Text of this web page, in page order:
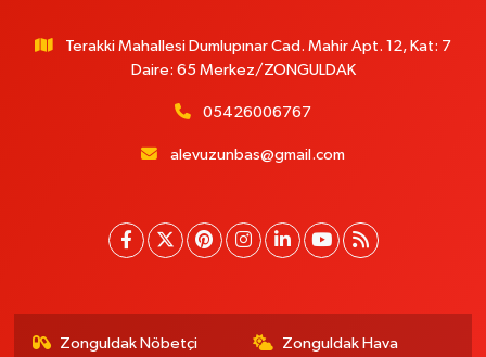
Terakki Mahallesi Dumlupınar Cad. Mahir Apt. 12, Kat: 7
Daire: 65 Merkez/ZONGULDAK
05426006767
alevuzunbas@gmail.com
Zonguldak Nöbetçi
Zonguldak Hava